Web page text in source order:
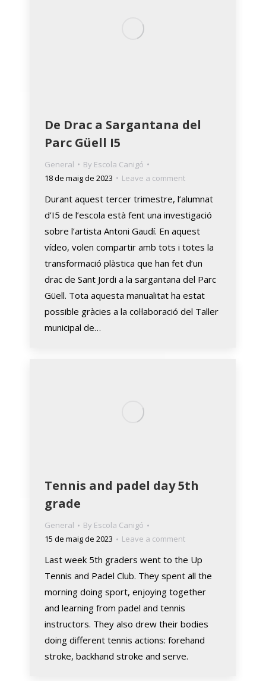
De Drac a Sargantana del
Parc Güell I5
General By Escola Canigó
18 de maig de 2023
Leave a comment
Durant aquest tercer trimestre, l’alumnat
d’I5 de l’escola està fent una investigació
sobre l’artista Antoni Gaudí. En aquest
vídeo, volen compartir amb tots i totes la
transformació plàstica que han fet d’un
drac de Sant Jordi a la sargantana del Parc
Güell. Tota aquesta manualitat ha estat
possible gràcies a la col·laboració del Taller
municipal de…
Tennis and padel day 5th
grade
General By Escola Canigó
15 de maig de 2023
Leave a comment
Last week 5th graders went to the Up
Tennis and Padel Club. They spent all the
morning doing sport, enjoying together
and learning from padel and tennis
instructors. They also drew their bodies
doing different tennis actions: forehand
stroke, backhand stroke and serve.